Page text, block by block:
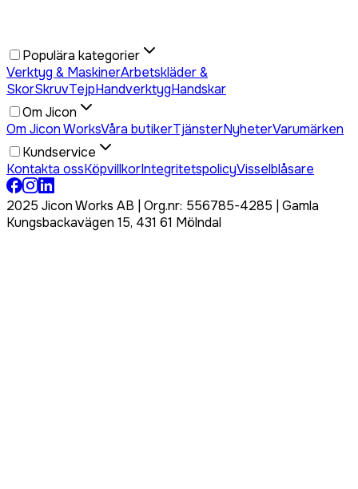
Populära kategorier
Verktyg & MaskinerArbetskläder &
SkorSkruvTejpHandverktygHandskar
Om Jicon
Om Jicon WorksVåra butikerTjänsterNyheterVarumärken
Kundservice
Kontakta ossKöpvillkorIntegritetspolicyVisselblåsare
2025 Jicon Works AB | Org.nr: 556785-4285 | Gamla
Kungsbackavägen 15, 431 61 Mölndal